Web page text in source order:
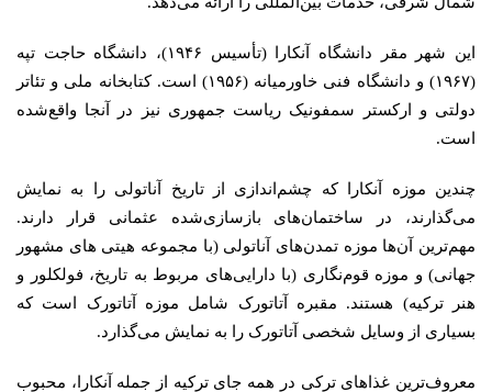
این شهر مقر دانشگاه آنکارا (تأسیس ۱۹۴۶)، دانشگاه حاجت تپه
(۱۹۶۷) و دانشگاه فنی خاورمیانه (۱۹۵۶) است. کتابخانه ملی و تئاتر
دولتی و ارکستر سمفونیک ریاست جمهوری نیز در آنجا واقع‌شده
است.
چندین موزه آنکارا که چشم‌اندازی از تاریخ آناتولی را به نمایش
می‌گذارند، در ساختمان‌های بازسازی‌شده عثمانی قرار دارند.
مهم‌ترین آن‌ها موزه تمدن‌های آناتولی (با مجموعه هیتی های مشهور
جهانی) و موزه قوم‌نگاری (با دارایی‌های مربوط به تاریخ، فولکلور و
هنر ترکیه) هستند. مقبره آتاتورک شامل موزه آتاتورک است که
بسیاری از وسایل شخصی آتاتورک را به نمایش می‌گذارد.
معروف‌ترین غذاهای ترکی در همه جای ترکیه از جمله آنکارا، محبوب